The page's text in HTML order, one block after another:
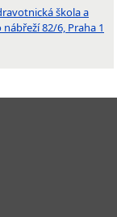
škola a
82/6, Praha 1